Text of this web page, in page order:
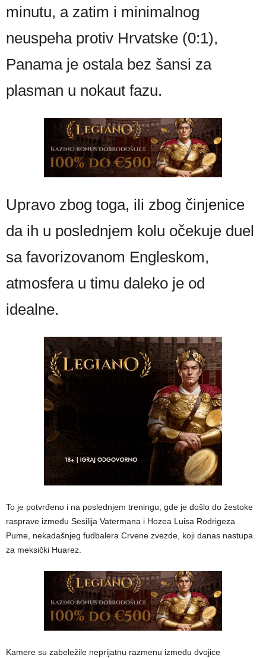
minutu, a zatim i minimalnog
neuspeha protiv Hrvatske (0:1),
Panama je ostala bez šansi za
plasman u nokaut fazu.
Upravo zbog toga, ili zbog činjenice
da ih u poslednjem kolu očekuje duel
sa favorizovanom Engleskom,
atmosfera u timu daleko je od
idealne.
To je potvrđeno i na poslednjem treningu, gde je došlo do žestoke
rasprave između Sesilija Vatermana i Hozea Luisa Rodrigeza
Pume, nekadašnjeg fudbalera Crvene zvezde, koji danas nastupa
za meksički Huarez.
Kamere su zabeležile neprijatnu razmenu između dvojice